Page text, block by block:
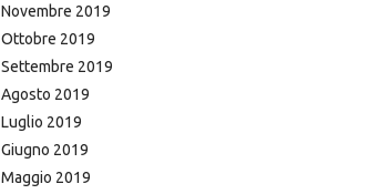
Novembre 2019
Ottobre 2019
Settembre 2019
Agosto 2019
Luglio 2019
Giugno 2019
Maggio 2019